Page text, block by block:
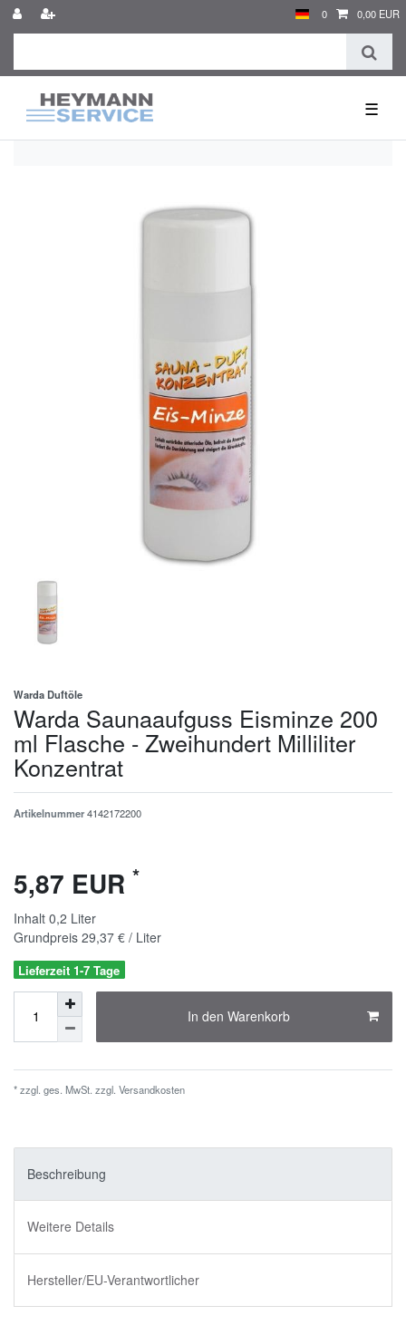
0 0,00 EUR
☰
Warda Duftöle
Warda Saunaaufguss Eisminze 200
ml Flasche - Zweihundert Milliliter
Konzentrat
Artikelnummer4142172200
5,87 EUR *
Inhalt 0,2 Liter
Grundpreis 29,37 € / Liter
Lieferzeit 1-7 Tage
In den Warenkorb
* zzgl. ges. MwSt. zzgl. Versandkosten
Beschreibung
Weitere Details
Hersteller/EU-Verantwortlicher